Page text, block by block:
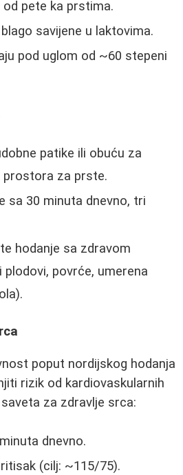
pete ka prstima.
savijene u laktovima.
pod uglom od ~60 stepeni
patike ili obuću za
prostora za prste.
sa 30 minuta dnevno, tri
hodanje sa zdravom
povrće, umerena
poput nordijskog hodanja
rizik od kardiovaskularnih
za zdravlje srca:
dnevno.
(cilj: ~115/75).